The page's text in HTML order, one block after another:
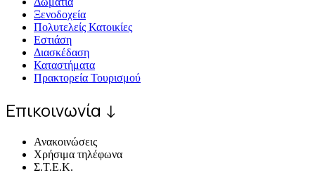
Ξενοδοχεία
Πολυτελείς Κατοικίες
Εστιάση
Διασκέδαση
Καταστήματα
Πρακτορεία Τουρισμού
Επικοινωνία ↓
Ανακοινώσεις
Χρήσιμα τηλέφωνα
Σ.Τ.Ε.Κ.